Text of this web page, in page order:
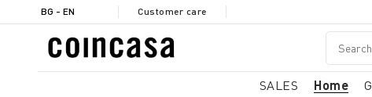
BG - EN Customer care
SALES Home